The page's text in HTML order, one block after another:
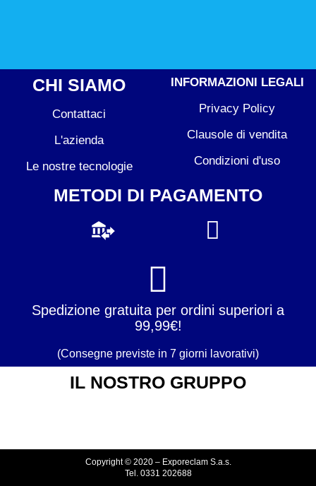
CHI SIAMO
Contattaci
L'azienda
Le nostre tecnologie
INFORMAZIONI LEGALI
Privacy Policy
Clausole di vendita
Condizioni d'uso
METODI DI PAGAMENTO
Spedizione gratuita per ordini superiori a
99,99€!
(Consegne previste in 7 giorni lavorativi)
IL NOSTRO GRUPPO
Copyright © 2020 – Exporeclam S.a.s.
Tel. 0331 202688